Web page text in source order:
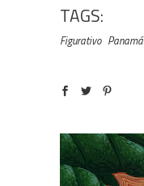
TAGS:
Figurativo Panamá